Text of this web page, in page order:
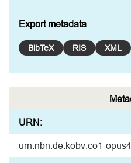
Export metadata
BibTeX RIS XML
URN:
urn:nbn:de:kobv:co1-